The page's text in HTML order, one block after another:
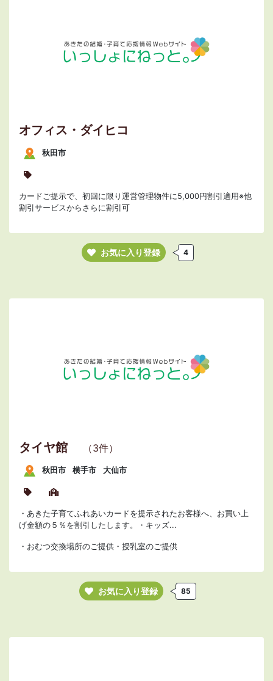
オフィス・ダイヒコ
秋田市
カードご提示で、初回に限り運営管理物件に5,000円割引適用※他
割引サービスからさらに割引可
お気に入り登録 4
タイヤ館 （3件）
秋田市 横手市 大仙市
・あきた子育てふれあいカードを提示されたお客様へ、お買い上
げ金額の５％を割引したします。・キッズ...
・おむつ交換場所のご提供・授乳室のご提供
お気に入り登録 85